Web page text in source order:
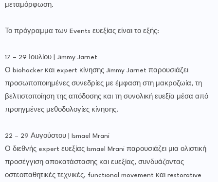
μεταμόρφωση.
Το πρόγραμμα των Events ευεξίας είναι το εξής:
17 – 29 Ιουλίου | Jimmy Jarnet
Ο biohacker και expert κίνησης Jimmy Jarnet παρουσιάζει
προσωποποιημένες συνεδρίες με έμφαση στη μακροζωία, τη
βελτιστοποίηση της απόδοσης και τη συνολική ευεξία μέσα από
προηγμένες μεθοδολογίες κίνησης.
22 – 29 Αυγούστου | Ismael Mrani
Ο διεθνής expert ευεξίας Ismael Mrani παρουσιάζει μια ολιστική
προσέγγιση αποκατάστασης και ευεξίας, συνδυάζοντας
οστεοπαθητικές τεχνικές, functional movement και restorative